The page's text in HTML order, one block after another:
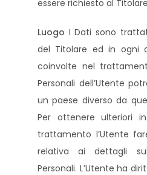
essere richiesto al
Luogo I Dati sono
del Titolare ed in ogni
coinvolte nel
Personali dell’Utente
un paese diverso da
Per ottenere ulteriori
trattamento l’Utente
relativa ai dettagli
Personali. L’Utente ha